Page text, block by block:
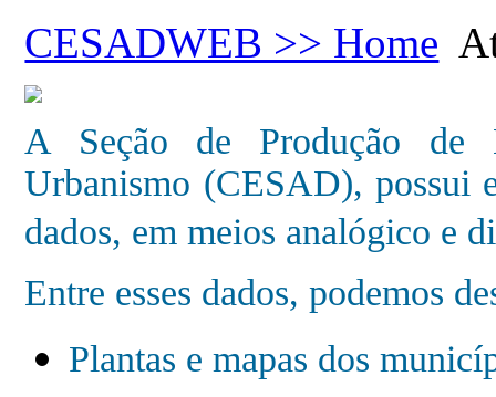
CESADWEB >> Home
A Seção de Produção de
Urbanismo (CESAD), possui
dados, em meios analógico e
Entre esses dados, podemos
Plantas e mapas dos